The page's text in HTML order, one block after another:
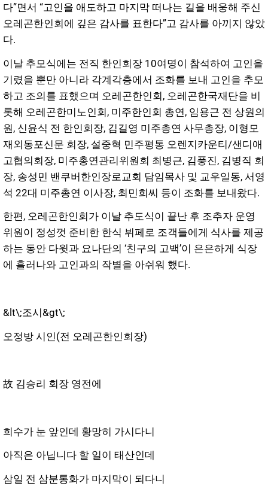
다”면서 “고인을 애도하고 마지막 떠나는 길을 배웅해 주신
오레곤한인회에 깊은 감사를 표한다”고 감사를 아끼지 않았
다.
이날 추모식에는 전직 한인회장 10여명이 참석하여 고인을
기렸을 뿐만 아니라 각계각층에서 조화를 보내 고인을 추모
하고 조의를 표했으며 오레곤한인회, 오레곤한국재단을 비
롯해 오레곤한미노인회, 미주한인회 총연, 임용근 전 상원의
원, 신윤식 전 한인회장, 김길영 미주총연 사무총장, 이형모
재외동포신문 회장, 설중혁 민주평통 오렌지카운티/샌디애
고협의회장, 미주총연관리위원회 최병근, 김풍진, 김병직 회
장, 송성민 밴쿠버한인장로교회 담임목사 및 교우일동, 서영
석 22대 미주총연 이사장, 최민희씨 등이 조화를 보내왔다.
한편, 오레곤한인회가 이날 추도식이 끝난 후 조추자 운영
위원이 정성껏 준비한 한식 뷔페로 조객들에게 식사를 제공
하는 동안 다윗과 요나단의 ‘친구의 고백’이 은은하게 식장
에 흘러나와 고인과의 작별을 아쉬워 했다.
&lt\;조시&gt\;
오정방 시인(전 오레곤한인회장)
故 김승리 회장 영전에
희수가 눈 앞인데 황망히 가시다니
아직은 아닙니다 할 일이 태산인데
삼일 전 삼분통화가 마지막이 되다니